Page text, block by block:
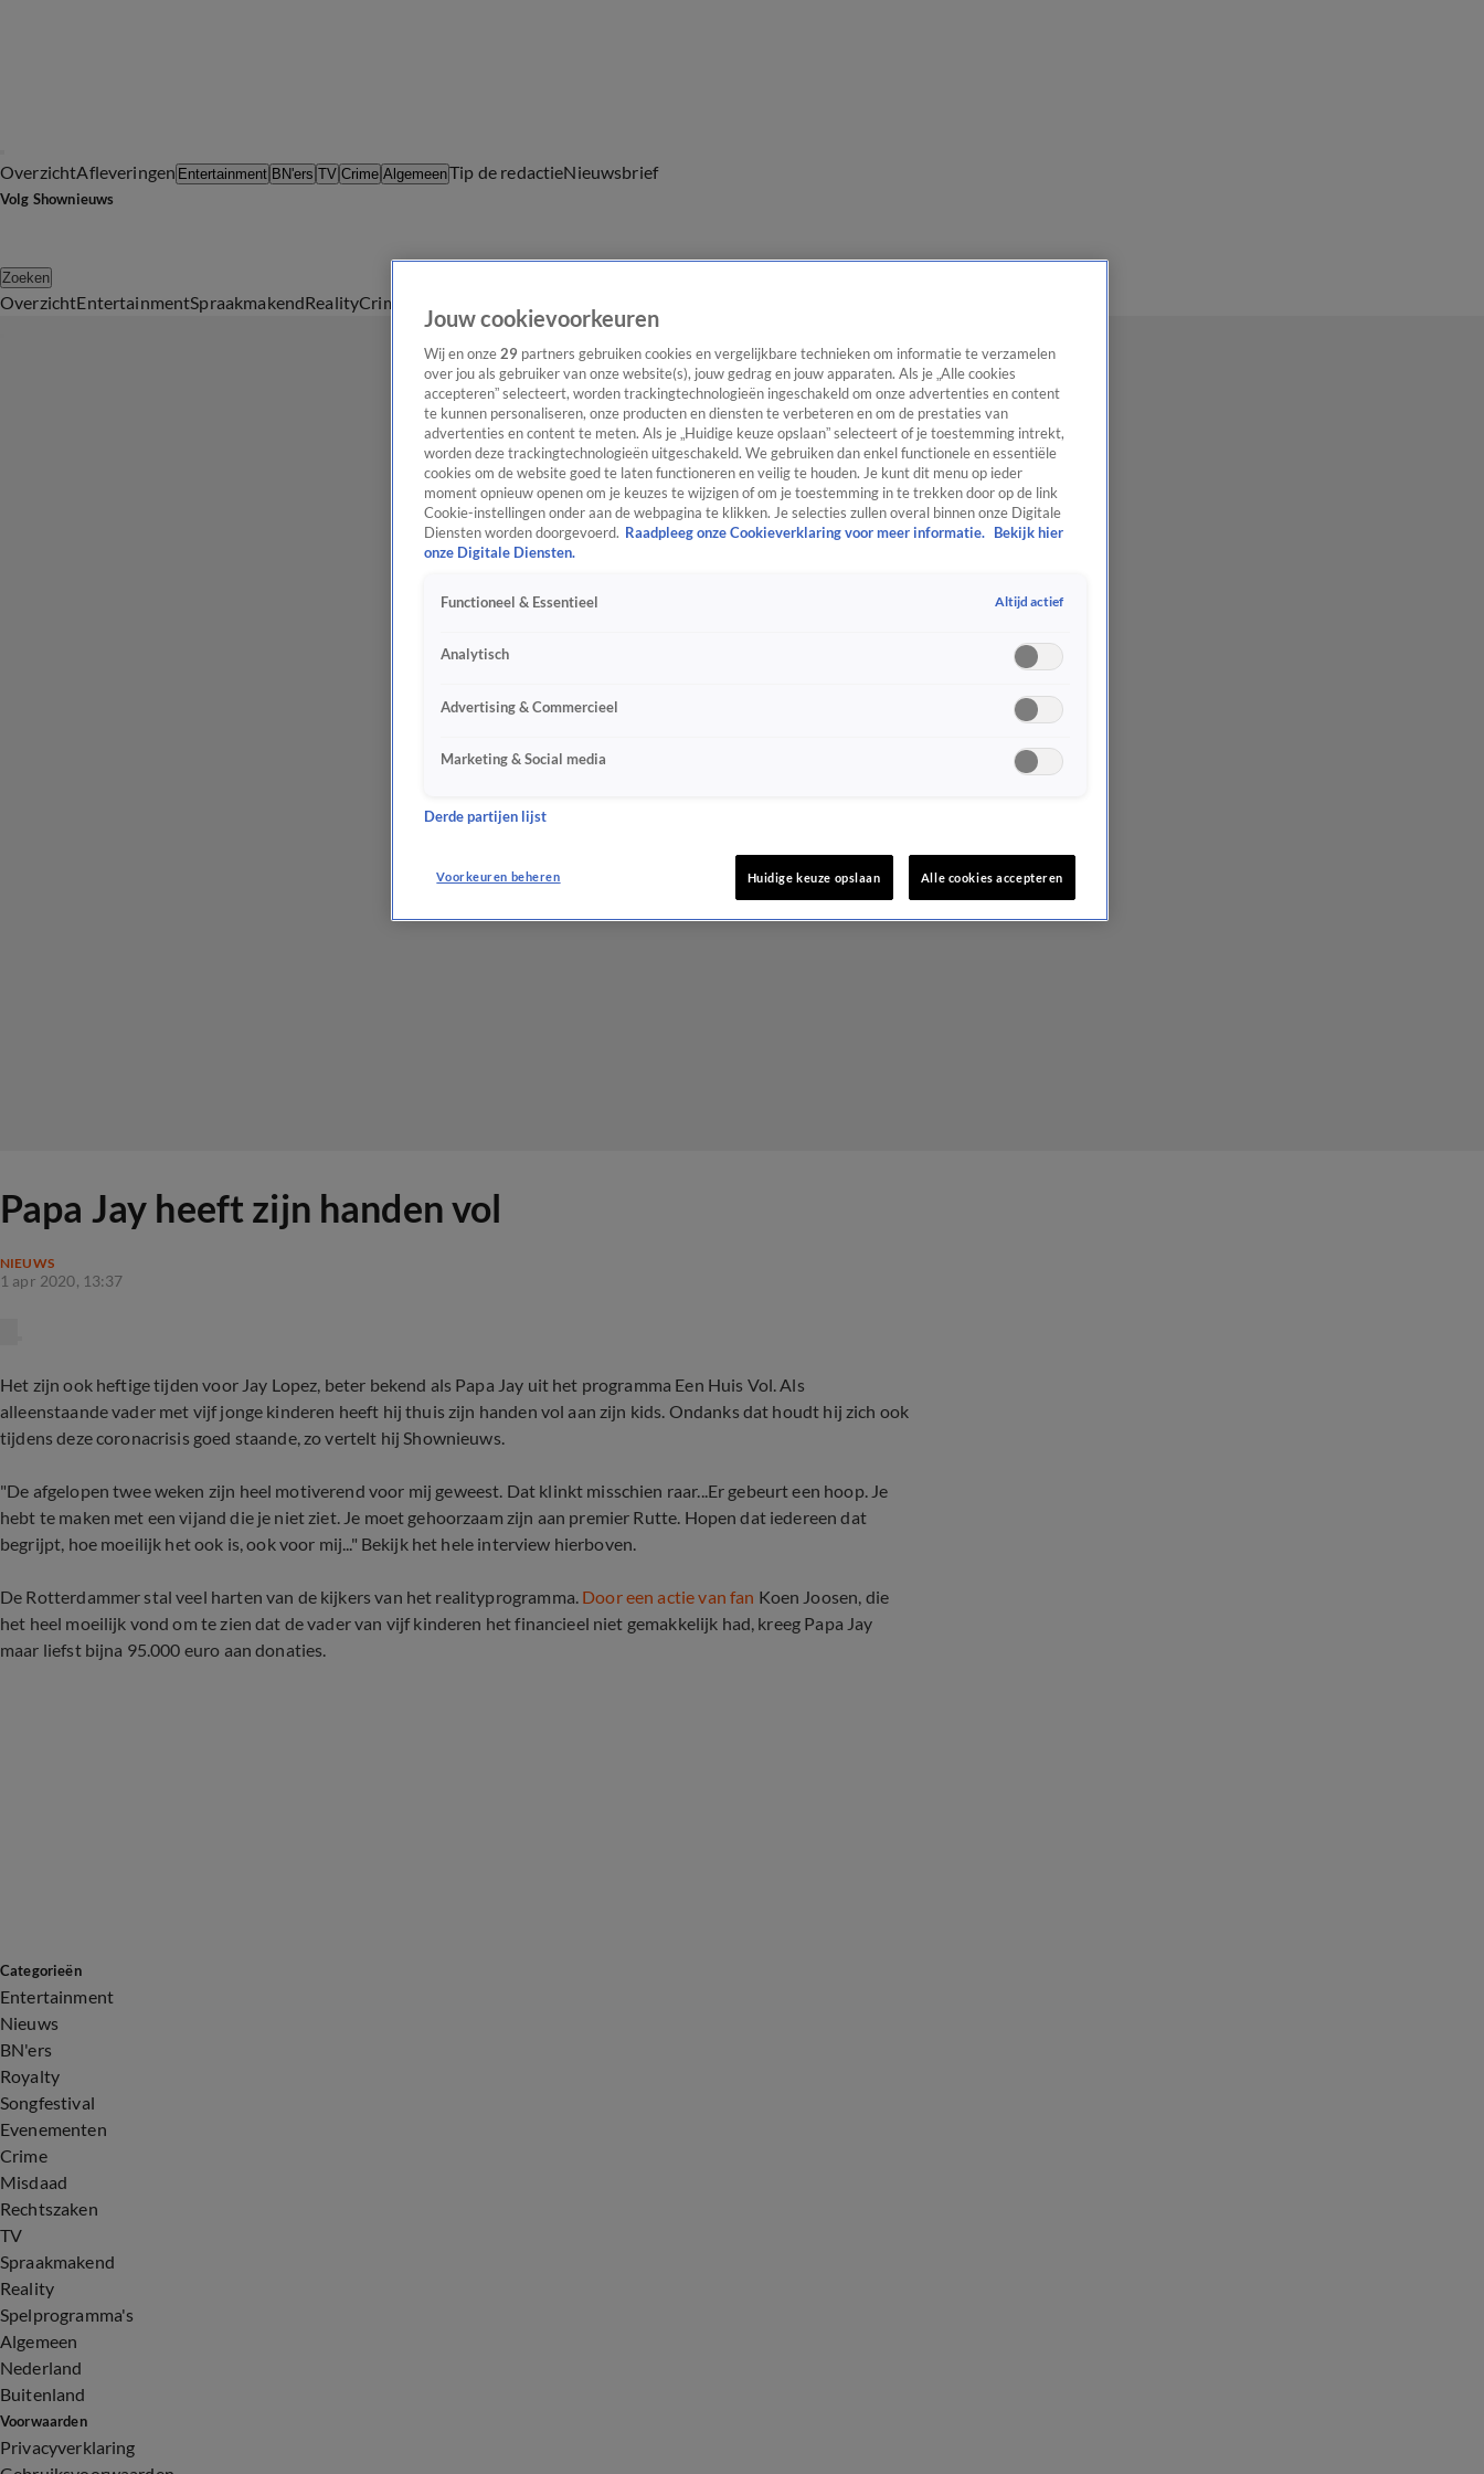
OverzichtAfleveringen Entertainment BN'ers TV Crime AlgemeenTip de redactieNieuwsbrief
Volg Shownieuws
Zoeken
OverzichtEntertainmentSpraakmakendRealityCrime
Papa Jay heeft zijn handen vol
NIEUWS
1 apr 2020, 13:37
Het zijn ook heftige tijden voor Jay Lopez, beter bekend als Papa Jay uit het programma Een Huis Vol. Als
alleenstaande vader met vijf jonge kinderen heeft hij thuis zijn handen vol aan zijn kids. Ondanks dat houdt hij zich ook
tijdens deze coronacrisis goed staande, zo vertelt hij Shownieuws.
"De afgelopen twee weken zijn heel motiverend voor mij geweest. Dat klinkt misschien raar...Er gebeurt een hoop. Je
hebt te maken met een vijand die je niet ziet. Je moet gehoorzaam zijn aan premier Rutte. Hopen dat iedereen dat
begrijpt, hoe moeilijk het ook is, ook voor mij..." Bekijk het hele interview hierboven.
De Rotterdammer stal veel harten van de kijkers van het realityprogramma. Door een actie van fan Koen Joosen, die
het heel moeilijk vond om te zien dat de vader van vijf kinderen het financieel niet gemakkelijk had, kreeg Papa Jay
maar liefst bijna 95.000 euro aan donaties.
Categorieën
Entertainment
Nieuws
BN'ers
Royalty
Songfestival
Evenementen
Crime
Misdaad
Rechtszaken
TV
Spraakmakend
Reality
Spelprogramma's
Algemeen
Nederland
Buitenland
Voorwaarden
Privacyverklaring
Jouw cookievoorkeuren
Wij en onze 29 partners gebruiken cookies en vergelijkbare technieken om informatie te verzamelen
over jou als gebruiker van onze website(s), jouw gedrag en jouw apparaten. Als je „Alle cookies
accepteren” selecteert, worden trackingtechnologieën ingeschakeld om onze advertenties en content
te kunnen personaliseren, onze producten en diensten te verbeteren en om de prestaties van
advertenties en content te meten. Als je „Huidige keuze opslaan” selecteert of je toestemming intrekt,
worden deze trackingtechnologieën uitgeschakeld. We gebruiken dan enkel functionele en essentiële
cookies om de website goed te laten functioneren en veilig te houden. Je kunt dit menu op ieder
moment opnieuw openen om je keuzes te wijzigen of om je toestemming in te trekken door op de link
Cookie-instellingen onder aan de webpagina te klikken. Je selecties zullen overal binnen onze Digitale
Diensten worden doorgevoerd. Raadpleeg onze Cookieverklaring voor meer informatie. Bekijk hier
onze Digitale Diensten.
Functioneel & Essentieel Altijd actief
Analytisch
Advertising & Commercieel
Marketing & Social media
Derde partijen lijst
Voorkeuren beheren Huidige keuze opslaan Alle cookies accepteren